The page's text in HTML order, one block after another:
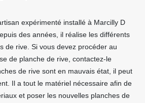
expérimenté installé à Marcilly D
des années, il réalise les différents
de rive. Si vous devez procéder au
de planche de rive, contactez-le
de rive sont en mauvais état, il peut
Il a tout le matériel nécessaire afin de
et poser les nouvelles planches de